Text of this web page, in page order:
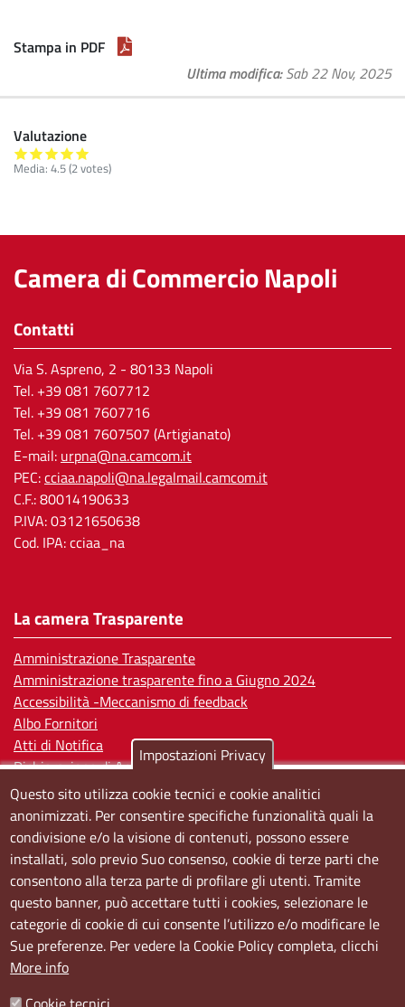
Stampa in PDF
Ultima modifica Sab 22 Nov, 2025
Valutazione
Media: 4.5(2votes)
Camera di Commercio Napoli
Contatti
Via S. Aspreno, 2 - 80133 Napoli
Tel. +39 081 7607712
Tel. +39 081 7607716
Tel. +39 081 7607507 (Artigianato)
E-mail: urpna@na.camcom.it
PEC:cciaa.napoli@na.legalmail.camcom.it
C.F.: 80014190633
P.IVA: 03121650638
Cod. IPA: cciaa_na
La camera Trasparente
Amministrazione Trasparente
Amministrazione trasparente fino a Giugno 2024
Accessibilità -Meccanismo di feedback
Albo Fornitori
Atti di Notifica
Dichiarazione di Accessibilità
Sedi e orari
Sede Centrale:
Via S. Aspreno, 2, 80133 Napoli NA
Sede Secondaria:
Corso Meridionale, 58 80143 Napoli NA
Orari
Impostazioni Privacy
Questo sito utilizza cookie tecnici e cookie analitici
anonimizzati. Per consentire specifiche funzionalità quali la
condivisione e/o la visione di contenuti, possono essere
installati, solo previo Suo consenso, cookie di terze parti che
consentono alla terza parte di profilare gli utenti. Tramite
questo banner, può accettare tutti i cookies, selezionare le
categorie di cookie di cui consente l’utilizzo e/o modificare le
Sue preferenze. Per vedere la Cookie Policy completa, clicchi
More info